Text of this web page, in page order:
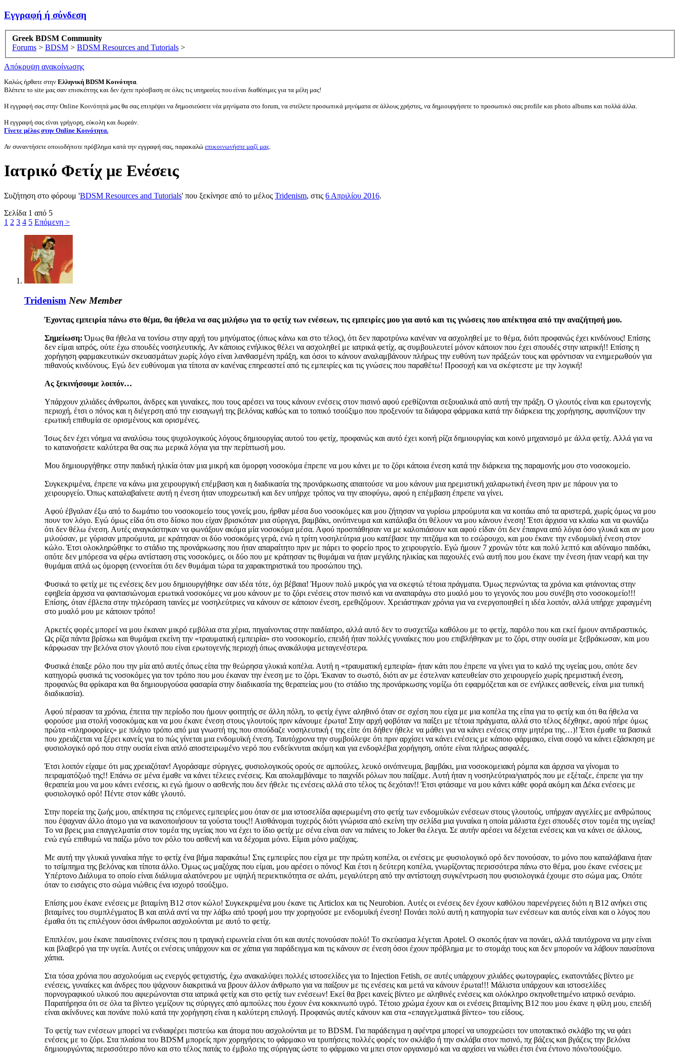
Εγγραφή ή σύνδεση
Greek BDSM Community
Forums > BDSM > BDSM Resources and Tutorials >
Απόκρυψη ανακοίνωσης
Καλώς ήρθατε στην Ελληνική BDSM Κοινότητα.
Βλέπετε το site μας σαν επισκέπτης και δεν έχετε πρόσβαση σε όλες τις υπηρεσίες που είναι διαθέσιμες για τα μέλη μας!
Η εγγραφή σας στην Online Κοινότητά μας θα σας επιτρέψει να δημοσιεύσετε νέα μηνύματα στο forum, να στείλετε προσωπικά μηνύματα σε άλλους χρήστες, να δημιουργήσετε το προσωπικό σας profile και photo albums και πολλά άλλα.
Η εγγραφή σας είναι γρήγορη, εύκολη και δωρεάν.
Γίνετε μέλος στην Online Κοινότητα.
Αν συναντήσετε οποιοδήποτε πρόβλημα κατά την εγγραφή σας, παρακαλώ επικοινωνήστε μαζί μας.
Ιατρικό Φετίχ με Ενέσεις
Συζήτηση στο φόρουμ 'BDSM Resources and Tutorials' που ξεκίνησε από το μέλος Tridenism, στις 6 Απριλίου 2016.
Σελίδα 1 από 5
1 2 3 4 5 Επόμενη >
Tridenism New Member
Έχοντας εμπειρία πάνω στο θέμα, θα ήθελα να σας μιλήσω για το φετίχ των ενέσεων, τις εμπειρίες μου για αυτό και τις γνώσεις που απέκτησα από την αναζήτησή μου.
Σημείωση: Όμως θα ήθελα να τονίσω στην αρχή του μηνύματος (όπως κάνω και στο τέλος), ότι δεν παροτρύνω κανέναν να ασχοληθεί με το θέμα, διότι προφανώς έχει κινδύνους! Επίσης
δεν είμαι ιατρός, ούτε έχω σπουδές νοσηλευτικής. Αν κάποιος ενήλικος θέλει να ασχοληθεί με ιατρικά φετίχ, ας συμβουλευτεί μόνον κάποιον που έχει σπουδές στην ιατρική!! Επίσης η
χορήγηση φαρμακευτικών σκευασμάτων χωρίς λόγο είναι λανθασμένη πράξη, και όσοι το κάνουν αναλαμβάνουν πλήρως την ευθύνη των πράξεών τους και φρόντισαν να ενημερωθούν για
πιθανούς κινδύνους. Εγώ δεν ευθύνομαι για τίποτα αν κανένας επηρεαστεί από τις εμπειρίες και τις γνώσεις που παραθέτω! Προσοχή και να σκέφτεστε με την λογική!
Ας ξεκινήσουμε λοιπόν…
Υπάρχουν χιλιάδες άνθρωποι, άνδρες και γυναίκες, που τους αρέσει να τους κάνουν ενέσεις στον πισινό αφού ερεθίζονται σεξουαλικά από αυτή την πράξη. Ο γλουτός είναι και ερωτογενής
περιοχή, έτσι ο πόνος και η διέγερση από την εισαγωγή της βελόνας καθώς και το τοπικό τσούξιμο που προξενούν τα διάφορα φάρμακα κατά την διάρκεια της χορήγησης, αφυπνίζουν την
ερωτική επιθυμία σε ορισμένους και ορισμένες.
Ίσως δεν έχει νόημα να αναλύσω τους ψυχολογικούς λόγους δημιουργίας αυτού του φετίχ, προφανώς και αυτό έχει κοινή ρίζα δημιουργίας και κοινό μηχανισμό με άλλα φετίχ. Αλλά για να
το κατανοήσετε καλύτερα θα σας πω μερικά λόγια για την περίπτωσή μου.
Μου δημιουργήθηκε στην παιδική ηλικία όταν μια μικρή και όμορφη νοσοκόμα έπρεπε να μου κάνει με το ζόρι κάποια ένεση κατά την διάρκεια της παραμονής μου στο νοσοκομείο.
Συγκεκριμένα, έπρεπε να κάνω μια χειρουργική επέμβαση και η διαδικασία της προνάρκωσης απαιτούσε να μου κάνουν μια ηρεμιστική χαλαρωτική ένεση πριν με πάρουν για το
χειρουργείο. Όπως καταλαβαίνετε αυτή η ένεση ήταν υποχρεωτική και δεν υπήρχε τρόπος να την αποφύγω, αφού η επέμβαση έπρεπε να γίνει.
Αφού έβγαλαν έξω από το δωμάτιο του νοσοκομείο τους γονείς μου, ήρθαν μέσα δυο νοσοκόμες και μου ζήτησαν να γυρίσω μπρούμυτα και να κοιτάω από τα αριστερά, χωρίς όμως να μου
πουν τον λόγο. Εγώ όμως είδα ότι στο δίσκο που είχαν βρισκόταν μια σύριγγα, βαμβάκι, οινόπνευμα και κατάλαβα ότι θέλουν να μου κάνουν ένεση! Έτσι άρχισα να κλαίω και να φωνάζω
ότι δεν θέλω ένεση. Αυτές αναγκάστηκαν να φωνάξουν ακόμα μία νοσοκόμα μέσα. Αφού προσπάθησαν να με καλοπιάσουν και αφού είδαν ότι δεν έπαιρνα από λόγια όσο γλυκά και αν μου
μιλούσαν, με γύρισαν μπρούμυτα, με κράτησαν οι δύο νοσοκόμες γερά, ενώ η τρίτη νοσηλεύτρια μου κατέβασε την πιτζάμα και το εσώρουχο, και μου έκανε την ενδομυϊκή ένεση στον
κώλο. Έτσι ολοκληρώθηκε το στάδιο της προνάρκωσης που ήταν απαραίτητο πριν με πάρει το φορείο προς το χειρουργείο. Εγώ ήμουν 7 χρονών τότε και πολύ λεπτό και αδύναμο παιδάκι,
οπότε δεν μπόρεσα να φέρω αντίσταση στις νοσοκόμες, οι δύο που με κράτησαν τις θυμάμαι να ήταν μεγάλης ηλικίας και παχουλές ενώ αυτή που μου έκανε την ένεση ήταν νεαρή και την
θυμάμαι απλά ως όμορφη (εννοείται ότι δεν θυμάμαι τώρα τα χαρακτηριστικά του προσώπου της).
Φυσικά το φετίχ με τις ενέσεις δεν μου δημιουργήθηκε σαν ιδέα τότε, όχι βέβαια! Ήμουν πολύ μικρός για να σκεφτώ τέτοια πράγματα. Όμως περνώντας τα χρόνια και φτάνοντας στην
εφηβεία άρχισα να φαντασιώνομαι ερωτικά νοσοκόμες να μου κάνουν με το ζόρι ενέσεις στον πισινό και να αναπαράγω στο μυαλό μου το γεγονός που μου συνέβη στο νοσοκομείο!!!
Επίσης, όταν έβλεπα στην τηλεόραση ταινίες με νοσηλεύτριες να κάνουν σε κάποιον ένεση, ερεθιζόμουν. Χρειάστηκαν χρόνια για να ενεργοποιηθεί η ιδέα λοιπόν, αλλά υπήρχε χαραγμένη
στο μυαλό μου με κάποιον τρόπο!
Αρκετές φορές μπορεί να μου έκαναν μικρό εμβόλια στα χέρια, πηγαίνοντας στην παιδίατρο, αλλά αυτό δεν το συσχετίζω καθόλου με το φετίχ, παρόλο που και εκεί ήμουν αντιδραστικός.
Ως ρίζα πάντα βρίσκω και θυμάμαι εκείνη την «τραυματική εμπειρία» στο νοσοκομείο, επειδή ήταν πολλές γυναίκες που μου επιβλήθηκαν με το ζόρι, στην ουσία με ξεβράκωσαν, και μου
κάρφωσαν την βελόνα στον γλουτό που είναι ερωτογενής περιοχή όπως ανακάλυψα μεταγενέστερα.
Φυσικά έπαιξε ρόλο που την μία από αυτές όπως είπα την θεώρησα γλυκιά κοπέλα. Αυτή η «τραυματική εμπειρία» ήταν κάτι που έπρεπε να γίνει για το καλό της υγείας μου, οπότε δεν
κατηγορώ φυσικά τις νοσοκόμες για τον τρόπο που μου έκαναν την ένεση με το ζόρι. Έκαναν το σωστό, διότι αν με έστελναν κατευθείαν στο χειρουργείο χωρίς ηρεμιστική ένεση,
προφανώς θα φρίκαρα και θα δημιουργούσα φασαρία στην διαδικασία της θεραπείας μου (το στάδιο της προνάρκωσης νομίζω ότι εφαρμόζεται και σε ενήλικες ασθενείς, είναι μια τυπική
διαδικασία).
Αφού πέρασαν τα χρόνια, έπειτα την περίοδο που ήμουν φοιτητής σε άλλη πόλη, το φετίχ έγινε αληθινό όταν σε σχέση που είχα με μια κοπέλα της είπα για το φετίχ και ότι θα ήθελα να
φορούσε μια στολή νοσοκόμας και να μου έκανε ένεση στους γλουτούς πριν κάνουμε έρωτα! Στην αρχή φοβόταν να παίξει με τέτοια πράγματα, αλλά στο τέλος δέχθηκε, αφού πήρε όμως
πρώτα «πληροφορίες» με πλάγιο τρόπο από μια γνωστή της που σπούδαζε νοσηλευτική ( της είπε ότι δήθεν ήθελε να μάθει για να κάνει ενέσεις στην μητέρα της…)! Έτσι έμαθε τα βασικά
που χρειάζεται να ξέρει κανείς για το πώς γίνεται μια ενδομυϊκή ένεση. Ταυτόχρονα την συμβούλεψε ότι πριν αρχίσει να κάνει ενέσεις με κάποιο φάρμακο, είναι σοφό να κάνει εξάσκηση με
φυσιολογικό ορό που στην ουσία είναι απλό αποστειρωμένο νερό που ενδείκνυται ακόμη και για ενδοφλέβια χορήγηση, οπότε είναι πλήρως ασφαλές.
Έτσι λοιπόν είχαμε ότι μας χρειαζόταν! Αγοράσαμε σύριγγες, φυσιολογικούς ορούς σε αμπούλες, λευκό οινόπνευμα, βαμβάκι, μια νοσοκομειακή ρόμπα και άρχισα να γίνομαι το
πειραματόζωό της!! Επάνω σε μένα έμαθε να κάνει τέλειες ενέσεις. Και απολαμβάναμε το παιχνίδι ρόλων που παίζαμε. Αυτή ήταν η νοσηλεύτρια/γιατρός που με εξέταζε, έπρεπε για την
θεραπεία μου να μου κάνει ενέσεις, κι εγώ ήμουν ο ασθενής που δεν ήθελε τις ενέσεις αλλά στο τέλος τις δεχόταν!! Έτσι φτάσαμε να μου κάνει κάθε φορά ακόμη και Δέκα ενέσεις με
φυσιολογικό ορό! Πέντε στον κάθε γλουτό.
Στην πορεία της ζωής μου, απέκτησα τις επόμενες εμπειρίες μου όταν σε μια ιστοσελίδα αφιερωμένη στο φετίχ των ενδομυϊκών ενέσεων στους γλουτούς, υπήρχαν αγγελίες με ανθρώπους
που έψαχναν άλλο άτομο για να ικανοποιήσουν τα γούστα τους!! Αισθάνομαι τυχερός διότι γνώρισα από εκείνη την σελίδα μια γυναίκα η οποία μάλιστα έχει σπουδές στον τομέα της υγείας!
Το να βρεις μια επαγγελματία στον τομέα της υγείας που να έχει το ίδιο φετίχ με σένα είναι σαν να πιάνεις το Joker θα έλεγα. Σε αυτήν αρέσει να δέχεται ενέσεις και να κάνει σε άλλους,
ενώ εγώ επιθυμώ να παίζω μόνο τον ρόλο του ασθενή και να δέχομαι μόνο. Είμαι μόνο μαζόχας.
Με αυτή την γλυκιά γυναίκα πήγε το φετίχ ένα βήμα παρακάτω! Στις εμπειρίες που είχα με την πρώτη κοπέλα, οι ενέσεις με φυσιολογικό ορό δεν πονούσαν, το μόνο που καταλάβαινα ήταν
το τσίμπημα της βελόνας και τίποτα άλλο. Όμως ως μαζόχας που είμαι, μου αρέσει ο πόνος! Και έτσι η δεύτερη κοπέλα, γνωρίζοντας περισσότερα πάνω στο θέμα, μου έκανε ενέσεις με
Υπέρτονο Διάλυμα το οποίο είναι διάλυμα αλατόνερου με υψηλή περιεκτικότητα σε αλάτι, μεγαλύτερη από την αντίστοιχη συγκέντρωση που φυσιολογικά έχουμε στο σώμα μας. Οπότε
όταν το εισάγεις στο σώμα νιώθεις ένα ισχυρό τσούξιμο.
Επίσης μου έκανε ενέσεις με βιταμίνη Β12 στον κώλο! Συγκεκριμένα μου έκανε τις Articlox και τις Neurobion. Αυτές οι ενέσεις δεν έχουν καθόλου παρενέργειες διότι η Β12 ανήκει στις
βιταμίνες του συμπλέγματος Β και απλά αντί να την λάβω από τροφή μου την χορηγούσε με ενδομυϊκή ένεση! Πονάει πολύ αυτή η κατηγορία των ενέσεων και αυτός είναι και ο λόγος που
έμαθα ότι τις επιλέγουν όσοι άνθρωποι ασχολούνται με αυτό το φετίχ.
Επιπλέον, μου έκανε παυσίπονες ενέσεις που η τραγική ειρωνεία είναι ότι και αυτές πονούσαν πολύ! Το σκεύασμα λέγεται Apotel. Ο σκοπός ήταν να πονάει, αλλά ταυτόχρονα να μην είναι
και βλαβερό για την υγεία. Αυτές οι ενέσεις υπάρχουν και σε χάπια για παράδειγμα και τις κάνουν σε ένεση όσοι έχουν πρόβλημα με το στομάχι τους και δεν μπορούν να λάβουν παυσίπονα
χάπια.
Στα τόσα χρόνια που ασχολούμαι ως ενεργός φετιχιστής, έχω ανακαλύψει πολλές ιστοσελίδες για το Injection Fetish, σε αυτές υπάρχουν χιλιάδες φωτογραφίες, εκατοντάδες βίντεο με
ενέσεις, γυναίκες και άνδρες που ψάχνουν διακριτικά να βρουν άλλον άνθρωπο για να παίξουν με τις ενέσεις και μετά να κάνουν έρωτα!!! Μάλιστα υπάρχουν και ιστοσελίδες
πορνογραφικού υλικού που αφιερώνονται στα ιατρικά φετίχ και στο φετίχ των ενέσεων! Εκεί θα βρει κανείς βίντεο με αληθινές ενέσεις και ολόκληρο σκηνοθετημένο ιατρικό σενάριο.
Παρατήρησα ότι σε όλα τα βίντεο γεμίζουν τις σύριγγες από αμπούλες που έχουν ένα κοκκινωπό υγρό. Τέτοιο χρώμα έχουν και οι ενέσεις βιταμίνης Β12 που μου έκανε η φίλη μου, επειδή
είναι ακίνδυνες και πονάνε πολύ κατά την χορήγηση είναι η καλύτερη επιλογή. Προφανώς αυτές κάνουν και στα «επαγγελματικά βίντεο» του είδους.
Το φετίχ των ενέσεων μπορεί να ενδιαφέρει πιστεύω και άτομα που ασχολούνται με το BDSM. Για παράδειγμα η αφέντρα μπορεί να υποχρεώσει τον υποτακτικό σκλάβο της να φάει
ενέσεις με το ζόρι. Στα πλαίσια του BDSM μπορείς πριν χορηγήσεις το φάρμακο να τρυπήσεις πολλές φορές τον σκλάβο ή την σκλάβα στον πισινό, πχ βάζεις και βγάζεις την βελόνα
δημιουργώντας περισσότερο πόνο και στο τέλος πατάς το έμβολο της σύριγγας ώστε το φάρμακο να μπει στον οργανισμό και να αρχίσει να νιώθει έτσι ένα έντονο πόνο/τσούξιμο.